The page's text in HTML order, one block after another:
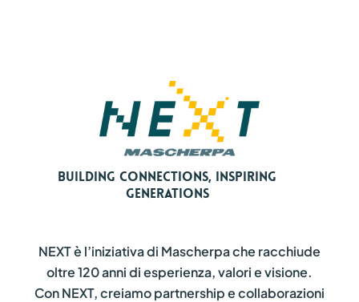
Building Connections, Inspiring
Generations
NEXT è l’iniziativa di Mascherpa che racchiude
oltre 120 anni di esperienza, valori e visione.
Con NEXT, creiamo partnership e collaborazioni